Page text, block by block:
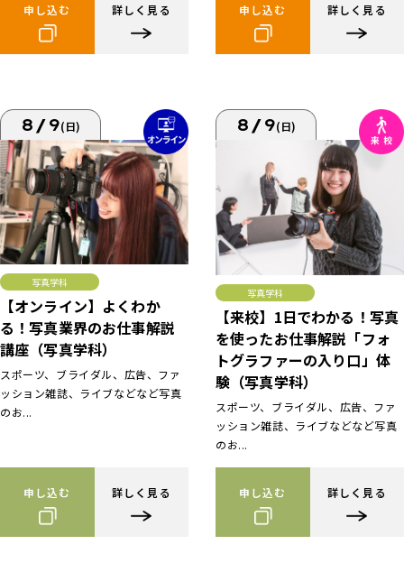
申し込む 詳しく見る 申し込む 詳しく見る
8/9(日)
写真学科
【オンライン】よくわか
る！写真業界のお仕事解説
講座（写真学科）
スポーツ、ブライダル、広告、ファ
ッション雑誌、ライブなどなど写真
のお...
申し込む 詳しく見る
8/9(日)
写真学科
【来校】1日でわかる！写真
を使ったお仕事解説「フォ
トグラファーの入り口」体
験（写真学科）
スポーツ、ブライダル、広告、ファ
ッション雑誌、ライブなどなど写真
のお...
申し込む 詳しく見る